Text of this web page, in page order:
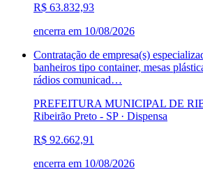
R$ 63.832,93
encerra em 10/08/2026
Contratação de empresa(s)
banheiros tipo container, mesas
rádios comunicad…
PREFEITURA MUNICIPAL DE
Ribeirão Preto - SP· Dispensa
R$ 92.662,91
encerra em 10/08/2026